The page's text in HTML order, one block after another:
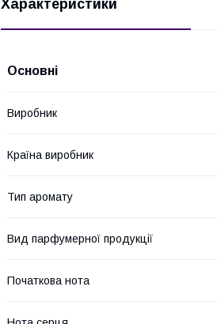
Характеристики
Основні
Виробник
Країна виробник
Тип аромату
Вид парфумерної продукції
Початкова нота